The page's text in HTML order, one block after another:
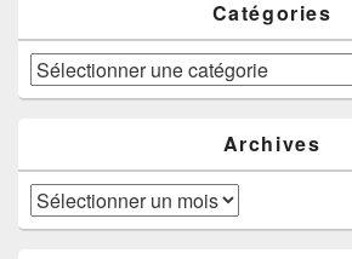
Catégories
Catégories
Archives
Archives